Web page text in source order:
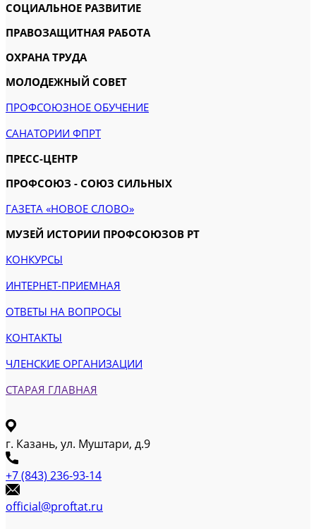
СОЦИАЛЬНОЕ РАЗВИТИЕ
ПРАВОЗАЩИТНАЯ РАБОТА
ОХРАНА ТРУДА
МОЛОДЕЖНЫЙ СОВЕТ
ПРОФСОЮЗНОЕ ОБУЧЕНИЕ
САНАТОРИИ ФПРТ
ПРЕСС-ЦЕНТР
ПРОФСОЮЗ - СОЮЗ СИЛЬНЫХ
ГАЗЕТА «НОВОЕ СЛОВО»
МУЗЕЙ ИСТОРИИ ПРОФСОЮЗОВ РТ
КОНКУРСЫ
ИНТЕРНЕТ-ПРИЕМНАЯ
ОТВЕТЫ НА ВОПРОСЫ
КОНТАКТЫ
ЧЛЕНСКИЕ ОРГАНИЗАЦИИ
СТАРАЯ ГЛАВНАЯ
г. Казань, ул. Муштари, д.9
+7 (843) 236-93-14
official@proftat.ru